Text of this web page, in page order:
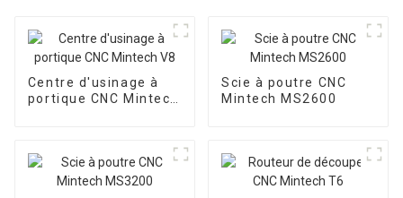
Centre d'usinage à
portique CNC Mintech
Scie à poutre CNC
Mintech MS2600